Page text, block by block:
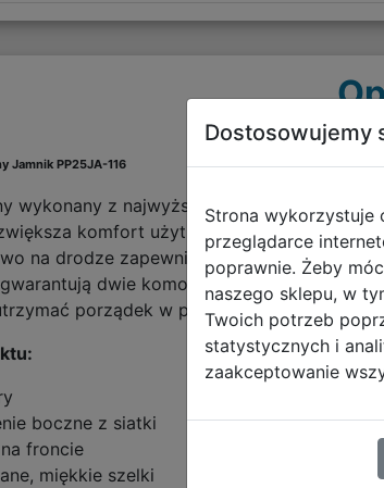
Jamnik PP25JA-116
wykonany z najwyższej jakości
komfort użytkowania. Usztywniane
na drodze zapewniają liczne elementy
dwie komory główne oraz dwie
porządek w plecaku. Boczna
boczne z siatki
froncie
miękkie szelki
Dostosowujemy
Strona wykorzystuje
przeglądarce
poprawnie. Żeby
naszego sklepu, w
Twoich potrzeb
statystycznych i
zaakceptowanie